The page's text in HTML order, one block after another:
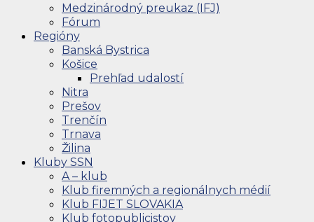
Medzinárodný preukaz (IFJ)
Fórum
Regióny
Banská Bystrica
Košice
Prehľad udalostí
Nitra
Prešov
Trenčín
Trnava
Žilina
Kluby SSN
A – klub
Klub firemných a regionálnych médií
Klub FIJET SLOVAKIA
Klub fotopublicistov